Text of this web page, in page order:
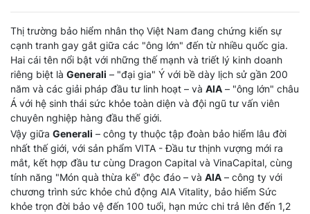
Thị trường bảo hiểm nhân thọ Việt Nam đang chứng kiến sự
cạnh tranh gay gắt giữa các "ông lớn" đến từ nhiều quốc gia.
Hai cái tên nổi bật với những thế mạnh và triết lý kinh doanh
riêng biệt là Generali – "đại gia" Ý với bề dày lịch sử gần 200
năm và các giải pháp đầu tư linh hoạt – và AIA – "ông lớn" châu
Á với hệ sinh thái sức khỏe toàn diện và đội ngũ tư vấn viên
chuyên nghiệp hàng đầu thế giới.
Vậy giữa Generali – công ty thuộc tập đoàn bảo hiểm lâu đời
nhất thế giới, với sản phẩm VITA - Đầu tư thịnh vượng mới ra
mắt, kết hợp đầu tư cùng Dragon Capital và VinaCapital, cùng
tính năng "Món quà thừa kế" độc đáo – và AIA – công ty với
chương trình sức khỏe chủ động AIA Vitality, bảo hiểm Sức
khỏe trọn đời bảo vệ đến 100 tuổi, hạn mức chi trả lên đến 1,2